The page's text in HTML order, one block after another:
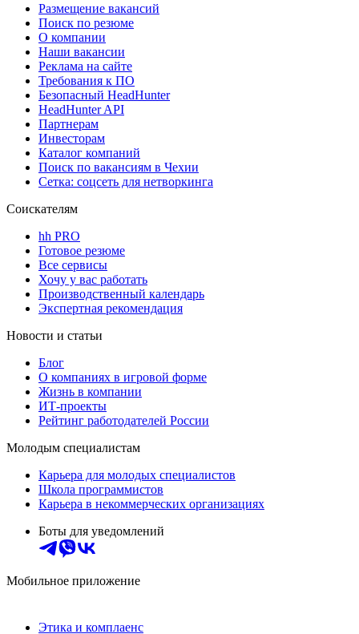
Размещение вакансий
Поиск по резюме
О компании
Наши вакансии
Реклама на сайте
Требования к ПО
Безопасный HeadHunter
HeadHunter API
Партнерам
Инвесторам
Каталог компаний
Поиск по вакансиям в Чехии
Сетка: соцсеть для нетворкинга
Соискателям
hh PRO
Готовое резюме
Все сервисы
Хочу у вас работать
Производственный календарь
Экспертная рекомендация
Новости и статьи
Блог
О компаниях в игровой форме
Жизнь в компании
ИТ-проекты
Рейтинг работодателей России
Молодым специалистам
Карьера для молодых специалистов
Школа программистов
Карьера в некоммерческих организациях
Боты для уведомлений
Мобильное приложение
Этика и комплаенс